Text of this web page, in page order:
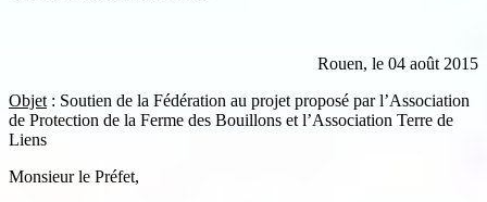
Rouen, le 04 août 2015
Objet : Soutien de la Fédération au projet proposé par l’Association
de Protection de la Ferme des Bouillons et l’Association Terre de
Liens
Monsieur le Préfet,